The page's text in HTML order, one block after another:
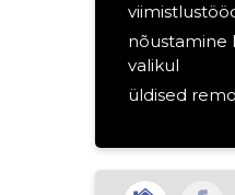
nõustamine
valikul
üldised
üldised
täielikud